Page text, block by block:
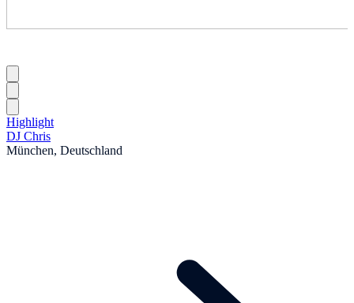
Highlight
DJ Chris
München, Deutschland